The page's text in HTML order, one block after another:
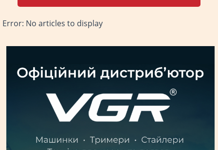
Error: No articles to display